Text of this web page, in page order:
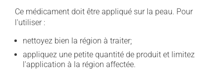
Ce médicament doit être appliqué sur la peau. Pour
l'utiliser :
nettoyez bien la région à traiter;
appliquez une petite quantité de produit et limitez
l'application à la région affectée.